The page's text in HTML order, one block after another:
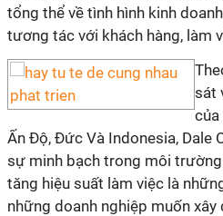
tổng thể về tình hình kinh
tương tác với khách hàng, làm
sát
của
Ấn Độ, Đức Và Indonesia, Dale
sự minh bạch trong môi
tăng hiệu suất làm việc là
những doanh nghiệp muốn